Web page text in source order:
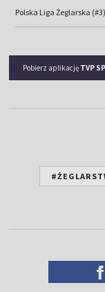
Polska Liga Żeglarska (#3)
Pobierz aplikację TVP